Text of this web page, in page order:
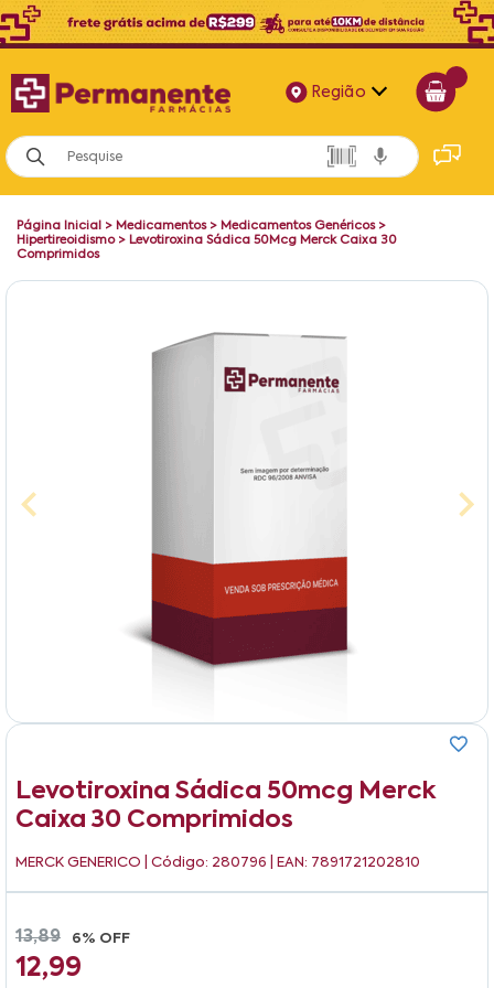
Região
Alagoas
Bahia
Paraíba
Pernambuco
Página Inicial > Medicamentos> Medicamentos Genéricos>
Hipertireoidismo> Levotiroxina Sádica 50Mcg Merck Caixa 30
Comprimidos
Levotiroxina Sádica 50mcg Merck
Caixa 30 Comprimidos
MERCK GENERICO | Código: 280796 | EAN: 7891721202810
13,89 6% OFF
12,99